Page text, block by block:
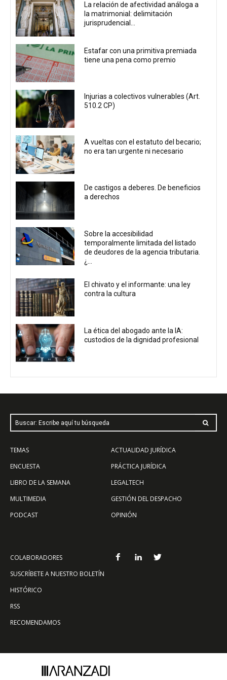
La relación de afectividad análoga a
la matrimonial: delimitación
jurisprudencial...
Estafar con una primitiva premiada
tiene una pena como premio
Injurias a colectivos vulnerables (Art.
510.2 CP)
A vueltas con el estatuto del becario;
no era tan urgente ni necesario
De castigos a deberes. De beneficios
a derechos
Sobre la accesibilidad
temporalmente limitada del listado
de deudores de la agencia tributaria.
¿...
El chivato y el informante: una ley
contra la cultura
La ética del abogado ante la IA:
custodios de la dignidad profesional
Buscar: Escribe aquí tu búsqueda
TEMAS
ENCUESTA
LIBRO DE LA SEMANA
MULTIMEDIA
PODCAST
ACTUALIDAD JURÍDICA
PRÁCTICA JURÍDICA
LEGALTECH
GESTIÓN DEL DESPACHO
OPINIÓN
COLABORADORES
SUSCRÍBETE A NUESTRO BOLETÍN
HISTÓRICO
RSS
RECOMENDAMOS